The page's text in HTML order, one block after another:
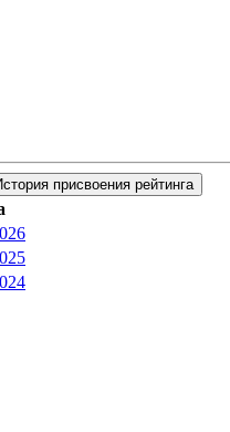
присвоения рейтинга